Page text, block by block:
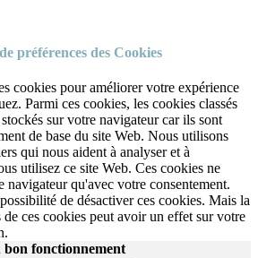
préférences des Cookies
cookies pour améliorer votre expérience
Parmi ces cookies, les cookies classés
sur votre navigateur car ils sont
de base du site Web. Nous utilisons
qui nous aident à analyser et à
utilisez ce site Web. Ces cookies ne
navigateur qu'avec votre consentement.
de désactiver ces cookies. Mais la
de ces cookies peut avoir un effet sur votre
bon fonctionnement